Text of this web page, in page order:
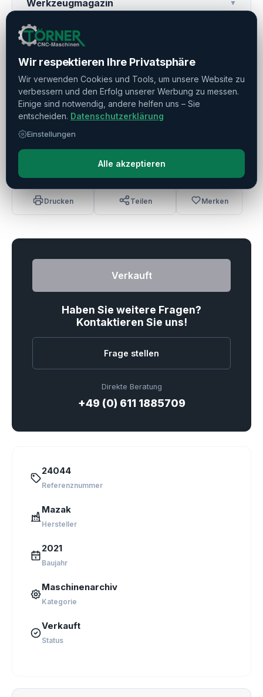
Werkzeugmagazin ▼
Weitere Ausstattung
Betriebszeiten
Stangenlader
Roboter-Automation
Drucken Teilen Merken
Verkauft
Haben Sie weitere Fragen?
Kontaktieren Sie uns!
Frage stellen
Direkte Beratung
+49 (0) 611 1885709
24044
Referenznummer
Mazak
Hersteller
2021
Baujahr
Maschinenarchiv
Kategorie
Verkauft
Status
Wir respektieren Ihre Privatsphäre
Wir verwenden Cookies und Tools, um unsere Website zu
verbessern und den Erfolg unserer Werbung zu messen.
Einige sind notwendig, andere helfen uns – Sie
entscheiden. Datenschutzerklärung
Einstellungen
Alle akzeptieren